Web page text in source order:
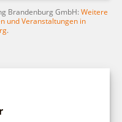
Brandenburg GmbH:Weitere
und Veranstaltungen in
.